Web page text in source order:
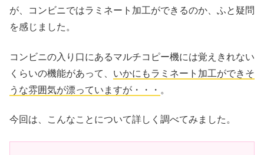
が、コンビニではラミネート加工ができるのか、ふと疑問
を感じました。
コンビニの入り口にあるマルチコピー機には覚えきれない
くらいの機能があって、 いかにもラミネート加工ができそ
うな雰囲気が漂っていますが・・・ 。
今回は、こんなことについて詳しく調べてみました。